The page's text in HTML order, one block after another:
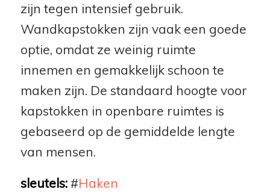
zijn tegen intensief gebruik.
Wandkapstokken zijn vaak een goede
optie, omdat ze weinig ruimte
innemen en gemakkelijk schoon te
maken zijn. De standaard hoogte voor
kapstokken in openbare ruimtes is
gebaseerd op de gemiddelde lengte
van mensen.
sleutels:#Haken